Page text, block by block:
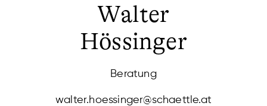
Walter
Hössinger
Beratung
walter.hoessinger@schaettle.at